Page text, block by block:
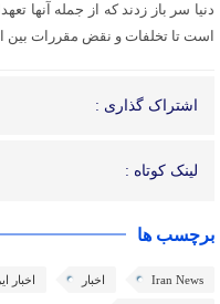
دنیا سر باز زدند که از جمله آنها
است تا تخلفات و نقض مقررات بین
اشتراک گذاری :
لینک کوتاه :
برچسب ها
Iran News اخبار اخبار